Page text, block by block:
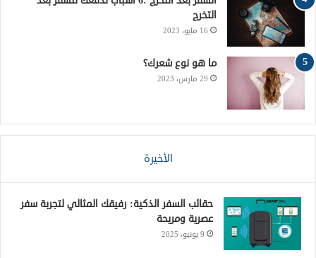
التخرج
16 مايو، 2023
ما هو نوع شعرك؟
29 مارس، 2023
الأخيرة
حقائب السفر الذكية: رفيقك المثالي لتجربة سفر
عصرية ومريحة
9 يونيو، 2025